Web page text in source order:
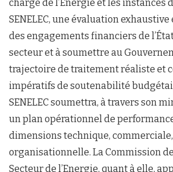
chargé de l’Énergie et les instances
SENELEC, une évaluation
des engagements financiers de
secteur et à soumettre au
trajectoire de traitement réaliste et
impératifs de soutenabilité
SENELEC soumettra, à travers son
un plan opérationnel de
dimensions technique,
organisationnelle. La Commission
Secteur de l’Energie, quant à elle,